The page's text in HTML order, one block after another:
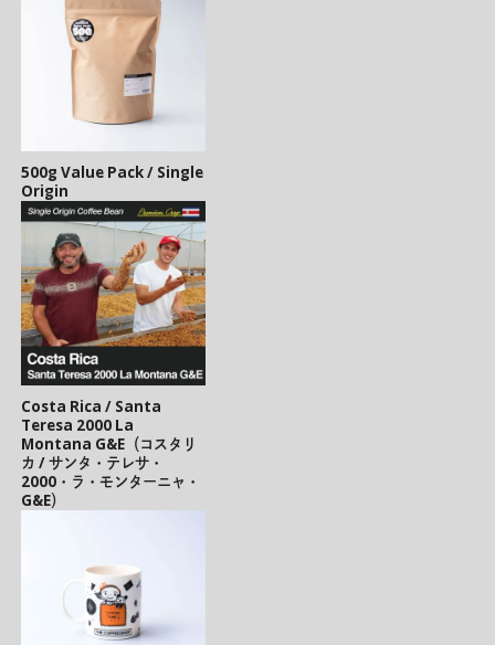
500g Value Pack / Single
Origin
Costa Rica / Santa
Teresa 2000 La
Montana G&E（コスタリ
カ / サンタ・テレサ・
2000・ラ・モンターニャ・
G&E）